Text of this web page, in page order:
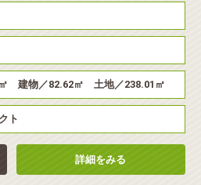
建物／82.62㎡ 土地／238.01㎡
ト
詳細をみる